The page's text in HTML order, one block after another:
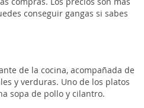
conseguir gangas si sabes
de la cocina, acompañada de
y verduras. Uno de los platos
sopa de pollo y cilantro.